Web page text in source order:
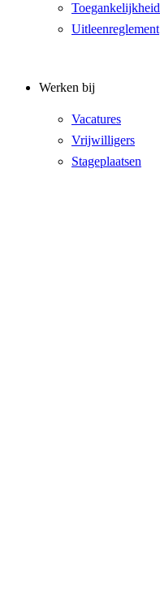
Toegankelijkheid
Uitleenreglement
Werken bij
Vacatures
Vrijwilligers
Stageplaatsen